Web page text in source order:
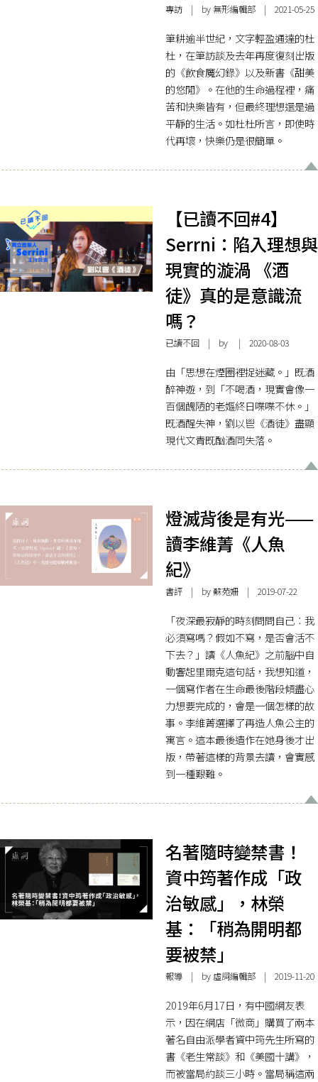
專訪| by 無形編輯部 | 2021-05-25
筆耕逾半世紀，文字輕盈通達的杜
杜，在筆訪談及去年再度復刻出版
的《飲食魔幻錄》以及新書《甜美
的悠閒》。在他的生命過程裡，痛
苦和快樂皆有，但最終理想還是過
平靜的生活。如杜杜所言，即使時
代再壞，快樂仍是很簡單。
【已讀不回#4】
Serrni：陷入理想與
現實的漩渦 《酒
徒》真的是意識流
嗎？
已讀不回| by | 2020-08-03
由「思想在煙圈裡捉迷藏。」既酒
醉神遊，到「不喝酒，現實會像一
百個醜陋的老嫗終日喋喋不休。」
既酒醒失神，劉以鬯《酒徒》盡顯
現代文青既酗酒同失落。
燈滅背後是有光——
讀李維菁《人魚
紀》
書評| by蘇苑姍| 2019-07-22
「夜深最寂靜的時刻問問自己︰我
必須寫嗎？假如不寫，是否會活不
下去？」讀《人魚紀》之前腦中自
動響起里爾克這句話，我想知道，
一個寫作者在生命最後階段傾盡心
力想要完成的，會是一個怎樣的故
事。李維菁選擇了再造人魚公主的
寓言。這本最後遺作在她身後才出
版，帶著這樣的背景去讀，會實感
到一種艱難。
名著隨時變禁書！
資中筠著作成「政
治敏感」，林榮
基：「稍為開明都
要被禁」
報導| by 虛詞編輯部 | 2019-11-20
2019年6月17日，有中國網友表
示，因在網店「微商」購買了兩本
著名自由派學者資中筠先生所寫的
書《老生常談》和《美國十講》，
而被當局約談三小時。當局稱這兩